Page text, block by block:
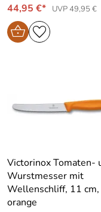
44,95 €* UVP 49,95 €
Victorinox Tomaten-
Wurstmesser mit
Wellenschliff, 11 cm,
orange